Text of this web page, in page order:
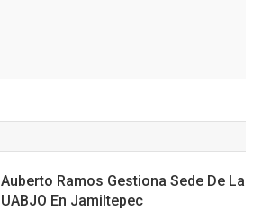
Auberto Ramos Gestiona Sede De La
UABJO En Jamiltepec